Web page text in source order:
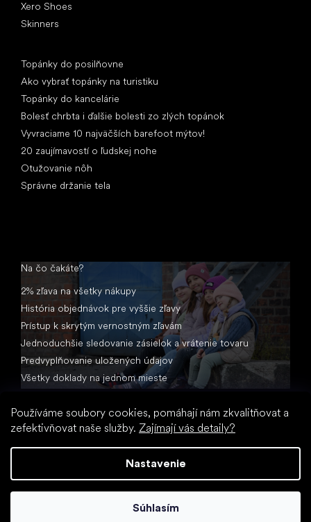
Používáme soubory cookies, pomáhají nám zkvalitňovat a
zefektivňovat naše služby. Zajímají vás detaily?
Nastavenie
Súhlasím
Xero Shoes
Skinners
Topánky do posilňovne
Ako vybrať topánky na turistiku
Topánky do kancelárie
Bolesť chrbta i ďalšie bolesti zo zlých topánok
Vyvraciame 10 najväčších barefoot mýtov!
20 zaujímavostí o ľudskej nohe
Otužovanie nôh
Správne držanie tela
Na čo čakáte?
2% zľava na všetky nákupy
História objednávok pre vyššie zľavy
Prístup k skrytým vernostným zľavám
Jednoduchšie sledovanie zásielok a vrátenie tovaru
Predvyplňovanie uložených údajov
Všetky doklady na jednom mieste
Vytvoril Shoptet
Little Shoes.sk. Všetky práva vyhradené.